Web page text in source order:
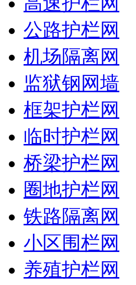
公路护栏网
机场隔离网
监狱钢网墙
框架护栏网
临时护栏网
桥梁护栏网
圈地护栏网
铁路隔离网
小区围栏网
养殖护栏网